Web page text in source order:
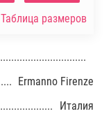
Таблица размеров
Ermanno Firenze
Италия